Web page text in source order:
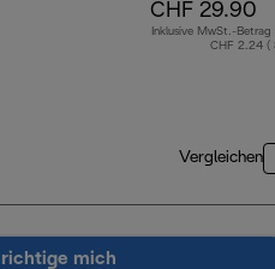
CHF 29.90
Inklusive MwSt.-Betrag
CHF 2.24 (
Vergleichen
mich